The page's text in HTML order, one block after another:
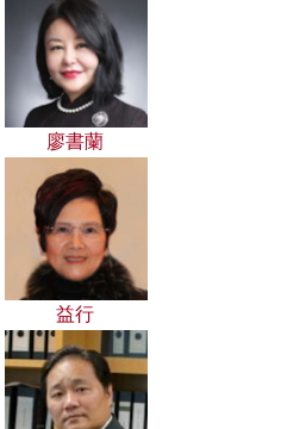
廖書蘭
益行